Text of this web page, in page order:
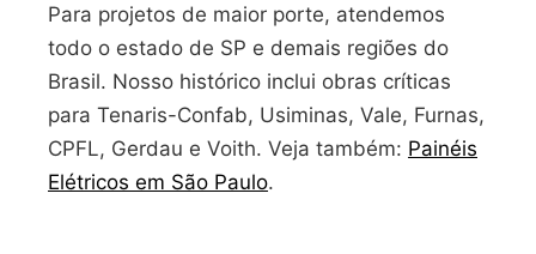
Para projetos de maior porte, atendemos
todo o estado de SP e demais regiões do
Brasil. Nosso histórico inclui obras críticas
para Tenaris-Confab, Usiminas, Vale, Furnas,
CPFL, Gerdau e Voith. Veja também: Painéis
Elétricos em São Paulo.